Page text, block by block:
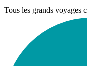
Tous les grands voyages